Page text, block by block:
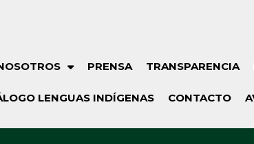
PRENSA TRANSPARENCIA
LENGUAS INDÍGENAS CONTACTO